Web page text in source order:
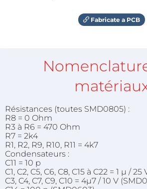
Fabricate a PCB
Résistances (toutes SMD0805) :
R8 = 0 Ohm
R3 à R6 = 470 Ohm
R7 = 2k4
R1, R2, R9, R10, R11 = 4k7
Condensateurs :
C11 = 10 p
C1, C2, C5, C6, C8, C15 à C22 = 1 µ /
C3, C4, C7, C9, C10 = 4µ7 / 10 V